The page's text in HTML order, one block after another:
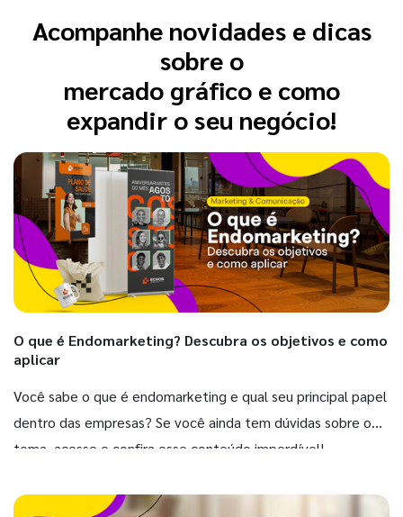
Acompanhe novidades e dicas
sobre o
mercado gráfico e como
expandir o seu negócio!
O que é Endomarketing? Descubra os objetivos e como
aplicar
Você sabe o que é endomarketing e qual seu principal papel
dentro das empresas? Se você ainda tem dúvidas sobre o
tema, acesse e confira esse conteúdo imperdível!